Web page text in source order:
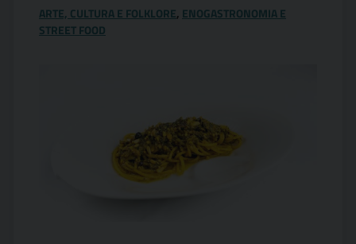
ARTE, CULTURA E FOLKLORE, ENOGASTRONOMIA E
STREET FOOD